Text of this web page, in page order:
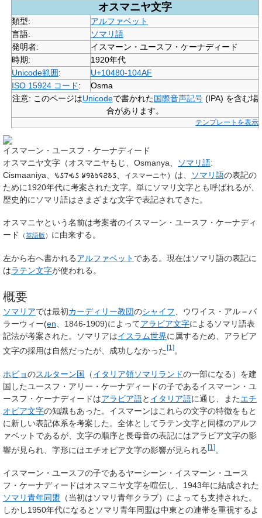
オスマニヤ文字
類型:
アルファベット
言語:
ソマリ語
発明者:
イスマーン・ユースフ・ケーナディード
時期:
1920年代
Unicode範囲:
U+10480-104AF
ISO 15924 コード:
Osma
注意: このページはUnicodeで書かれた国際音声記号(IPA) を含む場
合があります。
テンプレートを表示
イスマーン・ユースフ・ケーナディード
オスマニヤ文字 （オスマニヤもじ、Osmanya、 ソマリ語:
Cismaaniya
𐒍𐒖𐒇𐒂𐒖 𐒋𐒘𐒈𐒑𐒛𐒒𐒕𐒖 イスマーニヤ ）は、 ソマリ語の表記の
ために1920年代に考案された文字。単に ソマリ文字とも呼ばれるが、
歴史的にソマリ語はさまざまな文字で表記されてきた。
オスマニヤという名前は考案者のイスマーン・ユースフ・ケーナディ
ード
（英語版 ） に由来する。
左から右へ書かれるアルファベット である。現在はソマリ語の表記に
はラテン文字が使われる。
概要
ソマリアでは最初カーディリー教団のシャイフ、ウワイス・アル＝バ
ラーウィー(en、1846-1909)によってアラビア文字によるソマリ語表
記法が考案された。ソマリアはイスラム世界に属するため、アラビア
文字の採用は自然だったが、成功しなかった [1] 。
ホビョのスルターン国 （イタリア領ソマリランドの一部になる）を建
国したユースフ・アリー・ケーナディードの子であるイスマーン・ユ
ースフ・ケーナディードはアラビア語と イタリア語に通じ、またエチ
オピア文字の知識もあった。イスマーンはこれらの文字の特徴をもと
に新しい表記体系を考案した。全体としてラテン文字と同様のアルフ
ァベットであるが、文字の順序と長母音の表記にはアラビア文字の影
響が見られ、字形にはエチオピア文字の影響が見られる[1]。
イスマーン・ユースフの子であるヤーシーン・イスマーン・ユース
フ・ケーナディードはオスマニヤ文字を喧伝し、1943年に結成された
ソマリ青年同盟 （当初はソマリ青年クラブ）によっても支持された。
しかし1950年代になるとソマリ青年同盟は中東との連帯を重視するよ